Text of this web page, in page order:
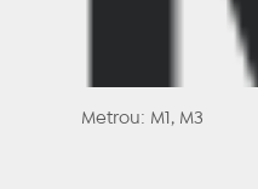
Metrou: M1, M3